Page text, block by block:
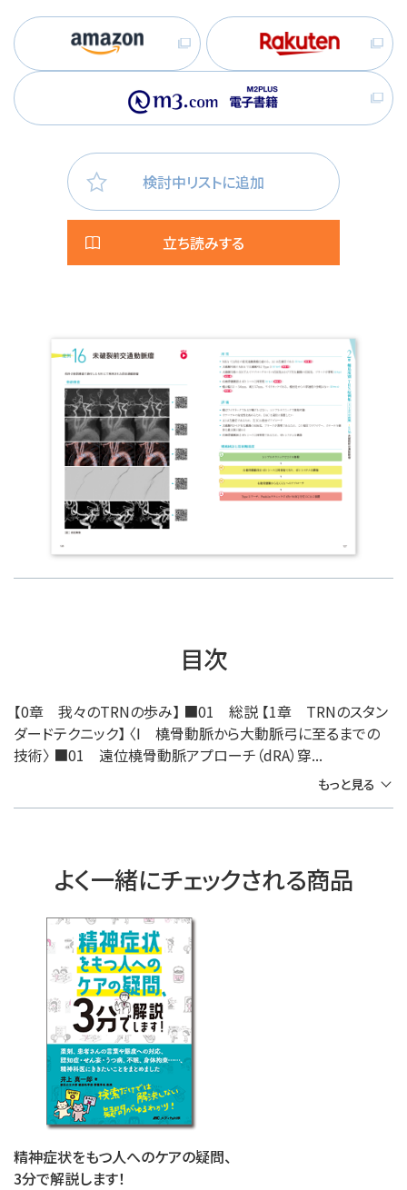
検討中リストに追加
立ち読みする
目次
【0章 我々のTRNの歩み】 ■01 総説 【1章 TRNのスタン
ダードテクニック】 〈Ⅰ 橈骨動脈から大動脈弓に至るまでの
技術〉 ■01 遠位橈骨動脈アプローチ（dRA）穿...
もっと見る
よく一緒にチェックされる商品
精神症状をもつ人へのケアの疑問、
3分で解説します！